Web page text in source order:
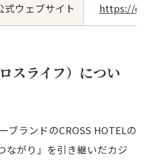
式ウェブサイト https://
スライフ）につい
ブランドのCROSS HOTELの
ながり」を引き継いだカジ